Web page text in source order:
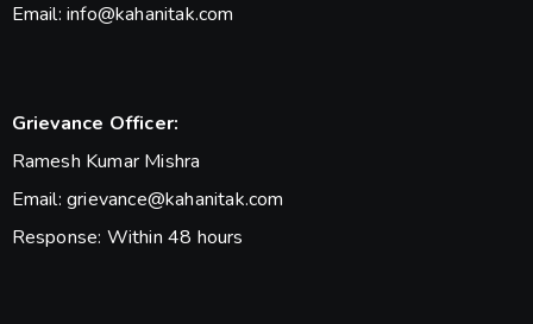
Email: info@kahanitak.com
Grievance Officer:
Ramesh Kumar Mishra
Email: grievance@kahanitak.com
Response: Within 48 hours